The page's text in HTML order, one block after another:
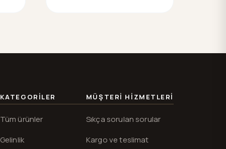
KATEGORILER
Tüm ürünler
Gelinlik
MÜŞTERI HIZMETLERI
Sıkça sorulan sorular
Kargo ve teslimat